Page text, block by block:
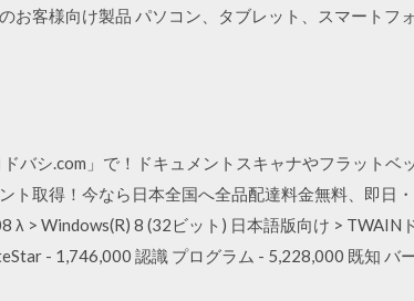
客様向け製品 パソコン、タブレット、スマートフ
バシ.com」で！ドキュメントスキャナやフラットベ
ト取得！今なら日本全国へ全品配達料金無料、即日
λ > Windows(R) 8 (32ビット) 日本語版向け > TWAIN
- 1,746,000 認識 プログラム - 5,228,000 既知 バ